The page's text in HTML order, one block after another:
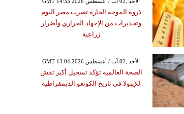
ذروة الموجة الحارة تضرب مصر اليوم
وتحذيرات من الإجهاد الحراري وأضرار
زراعية
GMT 13:04 2026 الأحد ,02 آب / أغسطس
الصحة العالمية تؤكد تسجيل أكبر تفش
للإيبولا في تاريخ الكونغو الديمقراطية